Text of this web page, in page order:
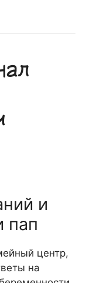
и
пап
центр,
на